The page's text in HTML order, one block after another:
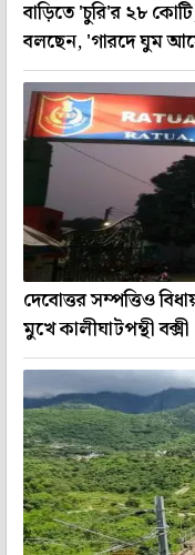
বাড়িতে 'চুরি'র ২৮
বলছেন, 'গারদে ঘুম
দেবোত্তর সম্পত্তিও
মুখে কালীঘাটপন্থী বক্সী